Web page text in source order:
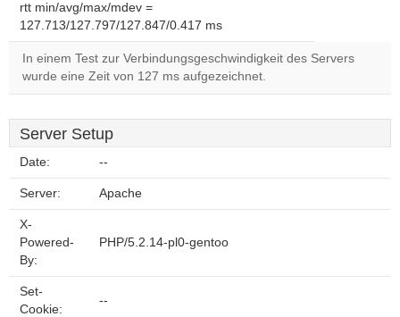
rtt min/avg/max/mdev =
127.713/127.797/127.847/0.417 ms
In einem Test zur Verbindungsgeschwindigkeit des Servers
wurde eine Zeit von 127 ms aufgezeichnet.
Server Setup
Date: --
Server: Apache
X-
Powered-
By:
PHP/5.2.14-pl0-gentoo
Set-
Cookie:
--